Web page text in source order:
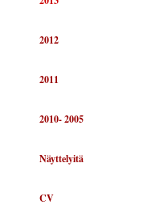
2012
2011
2010- 2005
Näyttelyitä
CV